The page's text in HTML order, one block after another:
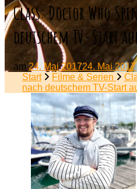
Class: Doctor Who
deutschem TV-Start
am 24. Mai 201724. Mai 2017
Start
Filme & Serien
nach deutschem TV-Start